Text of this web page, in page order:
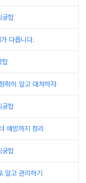
궁합
다릅니다.
합
확히 알고 대처하자
궁합
예방까지 정리
궁합
알고 관리하기